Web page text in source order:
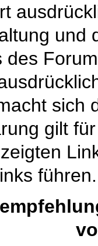
und
des
sich
gilt
führen.